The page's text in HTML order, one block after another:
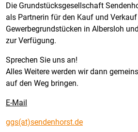
Die Grundstücksgesellschaft
als Partnerin für den Kauf und
Gewerbegrundstücken in Albersloh
zur Verfügung.
Sprechen Sie uns an!
Alles Weitere werden wir dann
auf den Weg bringen.
E-Mail
ggs(at)sendenhorst.de